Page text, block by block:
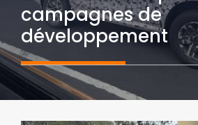
campagnes de
développement